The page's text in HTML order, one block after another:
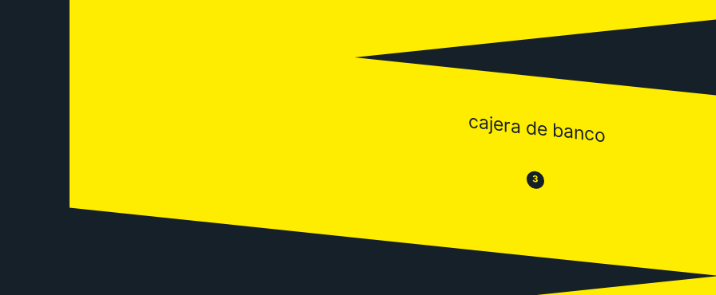
cajera de banco
😒 3 😂